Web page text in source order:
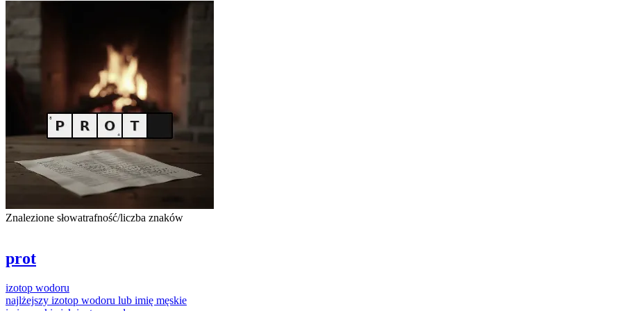
Znalezione słowatrafność/liczba znaków
prot
izotop wodoru
najlżejszy izotop wodoru lub imię męskie